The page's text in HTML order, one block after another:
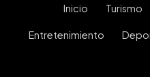
Inicio Turismo
Entretenimiento